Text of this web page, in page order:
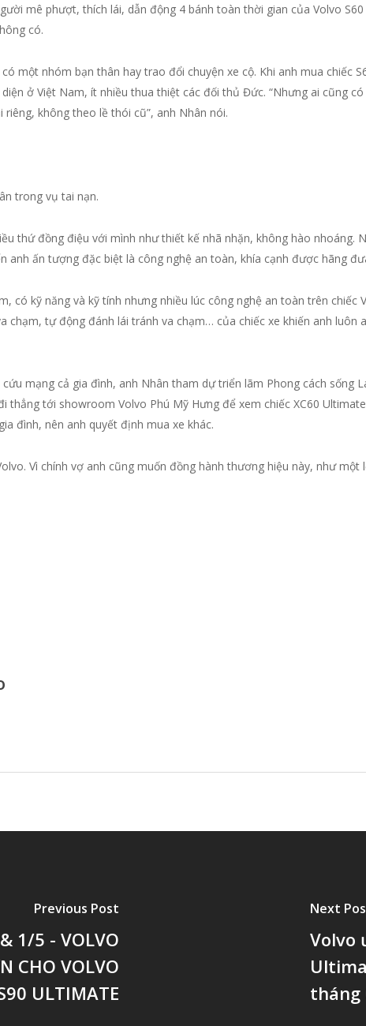
mê phượt, thích lái, dẫn động 4 bánh toàn thời gian của Volvo
có.
một nhóm bạn thân hay trao đổi chuyện xe cộ. Khi anh mua chiếc
ở Việt Nam, ít nhiều thua thiệt các đối thủ Đức. “Nhưng ai cũng
không theo lề thói cũ”, anh Nhân nói.
trong vụ tai nạn.
thứ đồng điệu với mình như thiết kế nhã nhặn, không hào nhoáng.
anh ấn tượng đặc biệt là công nghệ an toàn, khía cạnh được hãng
có kỹ năng và kỹ tính nhưng nhiều lúc công nghệ an toàn trên chiếc
chạm, tự động đánh lái tránh va chạm… của chiếc xe khiến anh luôn
mạng cả gia đình, anh Nhân tham dự triển lãm Phong cách sống
thẳng tới showroom Volvo Phú Mỹ Hưng để xem chiếc XC60
đình, nên anh quyết định mua xe khác.
Vì chính vợ anh cũng muốn đồng hành thương hiệu này, như một
Previous Post
1/5 - VOLVO
CHO VOLVO
ULTIMATE
Next
Volvo
tháng